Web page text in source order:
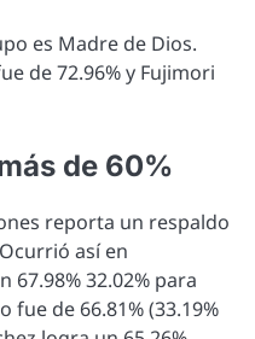
es Madre de Dios.
de 72.96% y Fujimori
de 60%
reporta un respaldo
así en
67.98% 32.02% para
fue de 66.81% (33.19%